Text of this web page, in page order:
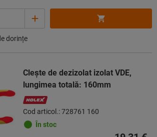
dorințe
Cleşte de dezizolat izolat VDE,
lungimea totală: 160mm
Cod articol.: 728761 160
În stoc